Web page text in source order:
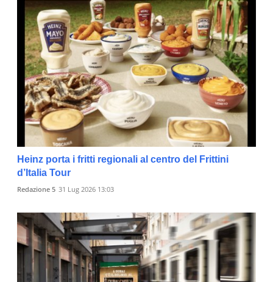
Heinz porta i fritti regionali al centro del Frittini
d’Italia Tour
Redazione 5 31 Lug 2026 13:03